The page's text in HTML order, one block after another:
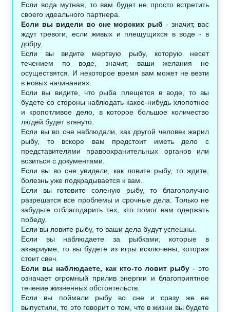
Если вода мутная, то вам будет не просто встретить
своего идеального партнера.
Если вы видели во сне морских рыб - значит, вас
ждут тревоги, если живых и плещущихся в воде - в
добру.
Если вы видите мертвую рыбу, которую несет
течением по воде, значит, ваши желания не
осуществятся. И некоторое время вам может не везти
в новых начинаниях.
Если вы видите, что рыба плещется в воде, то вы
будете со стороны наблюдать какое-нибудь хлопотное
и кропотливое дело, в которое большое количество
людей будет втянуто.
Если вы во сне наблюдали, как другой человек жарил
рыбу, то вскоре вам предстоит иметь дело с
представителями правоохранительных органов или
возиться с документами.
Если вы во сне увидели, как ловите рыбу, то ждите,
болезнь уже подкрадывается к вам.
Если вы готовите соленую рыбу, то благополучно
разрешатся все проблемы и срочные дела. Только не
забудьте отблагодарить тех, кто помог вам одержать
победу.
Если вы ловите рыбу, то ваши дела будут успешны.
Если вы наблюдаете за рыбками, которые в
аквариуме, то вы будете из игры исключены, которая
стоит свеч.
Если вы наблюдаете, как кто-то ловит рыбу - это
означает огромный прилив энергии и благоприятное
течение жизненных обстоятельств.
Если вы поймали рыбу во сне и сразу же ее
выпустили, то это говорит о том, что в жизни вы будете